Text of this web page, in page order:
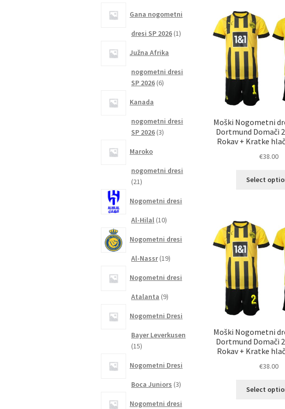
Moški Nogometni
Dortmund Domači
Rokav + Kratke
€38.00
Select
Moški Nogometni
Dortmund Domači
Rokav + Kratke
€38.00
Select
Gana nogometni
dresi SP 2026 11
Južna Afrika
nogometni dresi
SP 2026 66
Kanada
nogometni dresi
SP 2026 33
Maroko
nogometni dresi
2121
Nogometni dresi
Al-Hilal 1010
Nogometni dresi
Al-Nassr 1919
Nogometni dresi
Atalanta 99
Nogometni Dresi
Bayer Leverkusen
1515
Nogometni Dresi
Boca Juniors 33
Nogometni dresi